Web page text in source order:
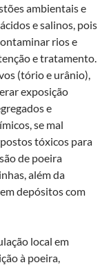
ambientais e
e salinos, pois
rios e
e tratamento.
(tório e urânio),
exposição
e
se mal
tóxicos para
de poeira
além da
depósitos com
local em
à poeira,